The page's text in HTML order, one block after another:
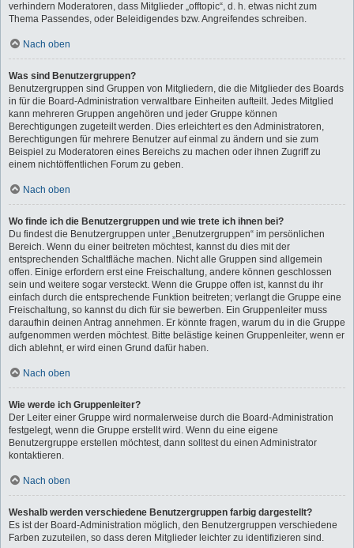
verhindern Moderatoren, dass Mitglieder „offtopic“, d. h. etwas nicht zum
Thema Passendes, oder Beleidigendes bzw. Angreifendes schreiben.
Nach oben
Was sind Benutzergruppen?
Benutzergruppen sind Gruppen von Mitgliedern, die die Mitglieder des Boards
in für die Board-Administration verwaltbare Einheiten aufteilt. Jedes Mitglied
kann mehreren Gruppen angehören und jeder Gruppe können
Berechtigungen zugeteilt werden. Dies erleichtert es den Administratoren,
Berechtigungen für mehrere Benutzer auf einmal zu ändern und sie zum
Beispiel zu Moderatoren eines Bereichs zu machen oder ihnen Zugriff zu
einem nichtöffentlichen Forum zu geben.
Nach oben
Wo finde ich die Benutzergruppen und wie trete ich ihnen bei?
Du findest die Benutzergruppen unter „Benutzergruppen“ im persönlichen
Bereich. Wenn du einer beitreten möchtest, kannst du dies mit der
entsprechenden Schaltfläche machen. Nicht alle Gruppen sind allgemein
offen. Einige erfordern erst eine Freischaltung, andere können geschlossen
sein und weitere sogar versteckt. Wenn die Gruppe offen ist, kannst du ihr
einfach durch die entsprechende Funktion beitreten; verlangt die Gruppe eine
Freischaltung, so kannst du dich für sie bewerben. Ein Gruppenleiter muss
daraufhin deinen Antrag annehmen. Er könnte fragen, warum du in die Gruppe
aufgenommen werden möchtest. Bitte belästige keinen Gruppenleiter, wenn er
dich ablehnt, er wird einen Grund dafür haben.
Nach oben
Wie werde ich Gruppenleiter?
Der Leiter einer Gruppe wird normalerweise durch die Board-Administration
festgelegt, wenn die Gruppe erstellt wird. Wenn du eine eigene
Benutzergruppe erstellen möchtest, dann solltest du einen Administrator
kontaktieren.
Nach oben
Weshalb werden verschiedene Benutzergruppen farbig dargestellt?
Es ist der Board-Administration möglich, den Benutzergruppen verschiedene
Farben zuzuteilen, so dass deren Mitglieder leichter zu identifizieren sind.